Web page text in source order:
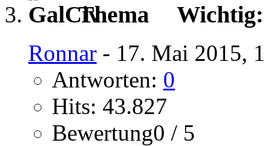
Ronnar - 17. Mai 2015,
Antworten: 0
Hits: 43.827
Bewertung0 / 5